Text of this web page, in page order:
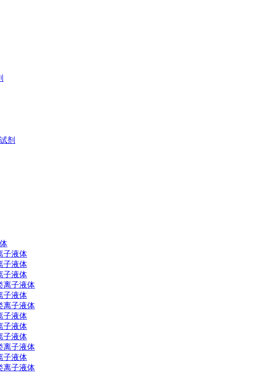
剂
子液体
子液体
子液体
离子液体
子液体
离子液体
子液体
子液体
子液体
离子液体
子液体
离子液体